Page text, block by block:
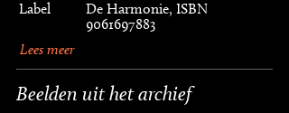
Label
De Harmonie, ISBN
9061697883
Lees meer
Beelden uit het archief